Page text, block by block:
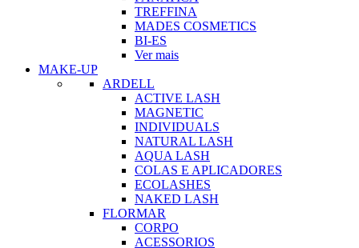
TREFFINA
MADES COSMETICS
BI-ES
Ver mais
MAKE-UP
ARDELL
ACTIVE LASH
MAGNETIC
INDIVIDUALS
NATURAL LASH
AQUA LASH
COLAS E APLICADORES
ECOLASHES
NAKED LASH
FLORMAR
CORPO
ACESSORIOS